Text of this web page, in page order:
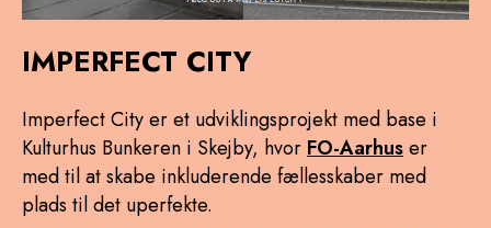
IMPERFECT CITY
Imperfect City er et udviklingsprojekt med base i
Kulturhus Bunkeren i Skejby, hvor FO-Aarhuser
med til at skabe inkluderende fællesskaber med
plads til det uperfekte.